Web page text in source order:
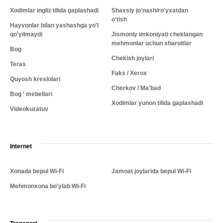
Xodimlar ingliz tilida gaplashadi
Hayvonlar bilan yashashga yo'l
qo'yilmaydi
Bog
Teras
Quyosh kreslolari
Bog ' mebellari
Videokuzatuv
Shaxsiy jo'nash/ro'yxatdan
o'tish
Jismoniy imkoniyati cheklangan
mehmonlar uchun sharoitlar
Chekish joylari
Faks / Xerox
Cherkov / Ma'bad
Xodimlar yunon tilida gaplashadi
Internet
Xonada bepul Wi-Fi
Mehmonxona bo'ylab Wi-Fi
Jamoat joylarida bepul Wi-Fi